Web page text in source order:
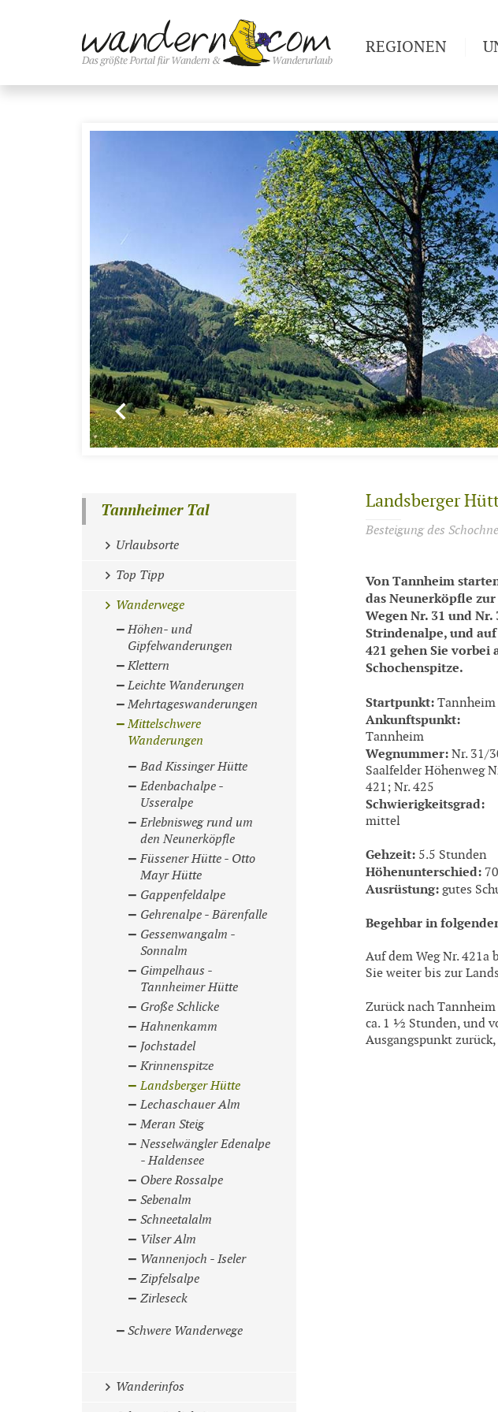
Landsberger
Besteigung des
Von Tannheim
das Neunerköpfle
Wegen Nr. 31 und
Strindenalpe, und
421 gehen Sie vorbei
Schochenspitze.
Startpunkt: Tannheim
Ankunftspunkt:
Tannheim
Wegnummer: Nr. 31/
Saalfelder Höhenweg
421; Nr. 425
Schwierigkeitsgrad:
mittel
Gehzeit: 5.5 Stunden
Höhenunterschied:
Ausrüstung: gutes
Begehbar in
Auf dem Weg Nr.
Sie weiter bis zur
Zurück nach
ca. 1 ½ Stunden, und
Ausgangspunkt zurück,
Tannheimer Tal
Urlaubsorte
Top Tipp
Wanderwege
Höhen- und
Gipfelwanderungen
Klettern
Leichte Wanderungen
Mehrtageswanderungen
Mittelschwere
Wanderungen
Bad Kissinger Hütte
Edenbachalpe -
Usseralpe
Erlebnisweg rund um
den Neunerköpfle
Füssener Hütte - Otto
Mayr Hütte
Gappenfeldalpe
Gehrenalpe - Bärenfalle
Gessenwangalm -
Sonnalm
Gimpelhaus -
Tannheimer Hütte
Große Schlicke
Hahnenkamm
Jochstadel
Krinnenspitze
Landsberger Hütte
Lechaschauer Alm
Meran Steig
Nesselwängler Edenalpe
- Haldensee
Obere Rossalpe
Sebenalm
Schneetalalm
Vilser Alm
Wannenjoch - Iseler
Zipfelsalpe
Zirleseck
Schwere Wanderwege
Wanderinfos
REGIONEN